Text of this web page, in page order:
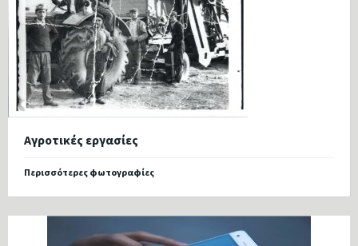
Αγροτικές εργασίες
Περισσότερες φωτογραφίες